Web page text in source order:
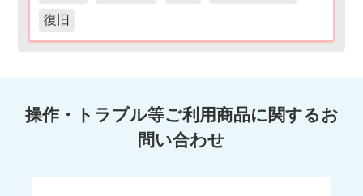
復旧
操作・トラブル等ご利用商品に関するお
問い合わせ